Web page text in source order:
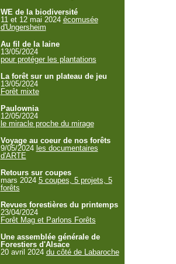
WE de la biodiversité
11 et 12 mai 2024 écomusée
d'Ungersheim
Au fil de la laine
13/05/2024
pour protéger les plantations
La forêt sur un plateau de jeu
13/05/2024
Forêt mixte
Paulownia
12/05/2024
le miracle proche du mirage
Voyage au coeur de nos forêts
9/05/2024 les documentaires
d'ARTE
Retours sur coupes
mars 2024 5 coupes, 5 projets, 5
forêts
Revues forestières du printemps
23/04/2024
Forêt Mag et Parlons Forêts
Une assemblée générale de
Forestiers d'Alsace
20 avril 2024 du côté de Labaroche